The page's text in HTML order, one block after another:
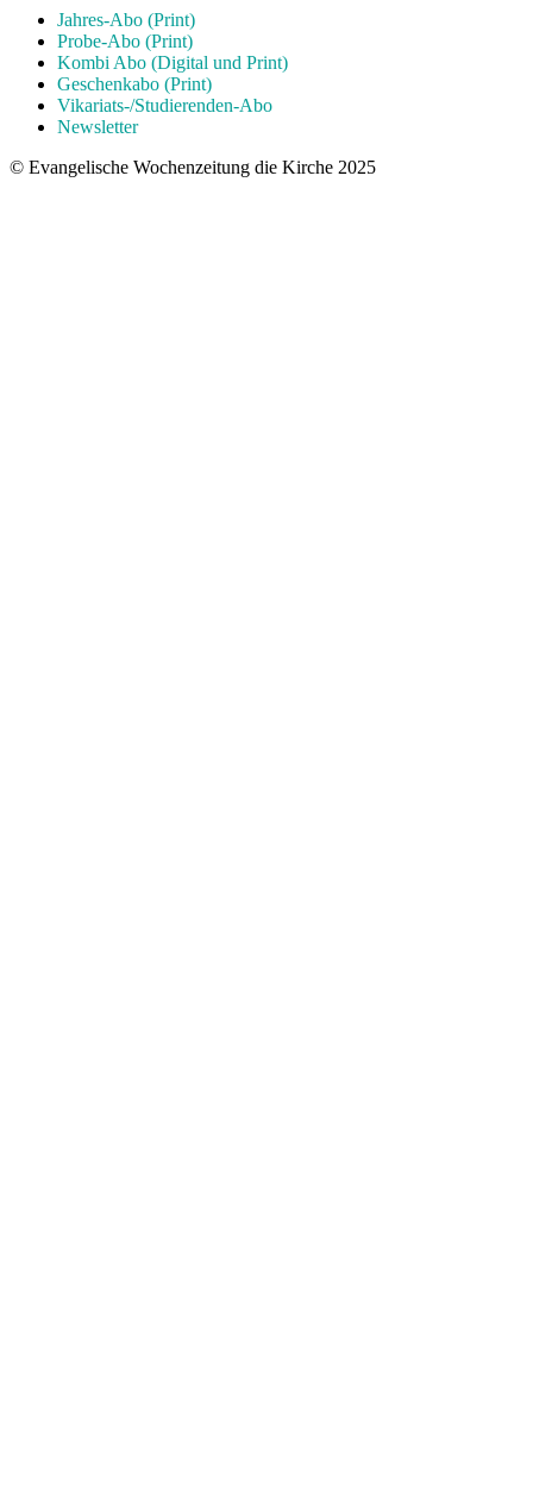
Jahres-Abo (Print)
Probe-Abo (Print)
Kombi Abo (Digital und Print)
Geschenkabo (Print)
Vikariats-/Studierenden-Abo
Newsletter
© Evangelische Wochenzeitung die Kirche 2025